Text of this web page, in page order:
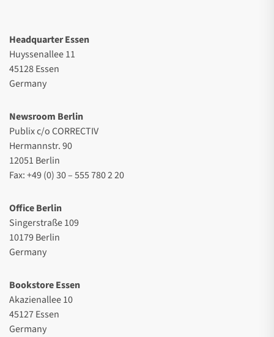
Headquarter Essen
Huyssenallee 11
45128 Essen
Germany
Newsroom Berlin
Publix c/o CORRECTIV
Hermannstr. 90
12051 Berlin
Fax: +49 (0) 30 – 555 780 2 20
Office Berlin
Singerstraße 109
10179 Berlin
Germany
Bookstore Essen
Akazienallee 10
45127 Essen
Germany